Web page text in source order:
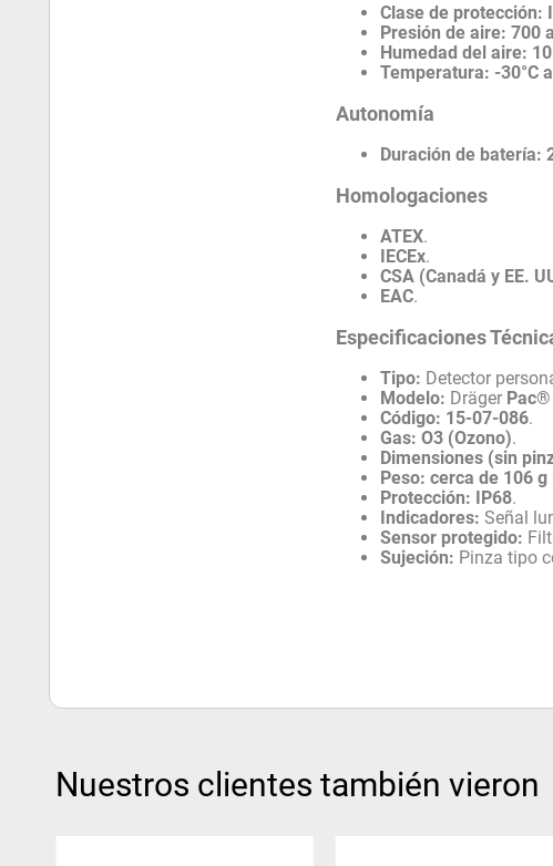
Clase de protección:
Presión de aire: 700
Humedad del aire:
Temperatura: -30°C
Autonomía
Duración de batería:
Homologaciones
ATEX.
IECEx.
CSA (Canadá y EE.
EAC.
Especificaciones
Tipo: Detector
Modelo: Dräger
Código: 15-07-086.
Gas: O3 (Ozono).
Dimensiones (sin
Peso: cerca de 106 g
Protección: IP68.
Indicadores: Señal
Sensor protegido:
Sujeción: Pinza tipo
Nuestros clientes también vieron